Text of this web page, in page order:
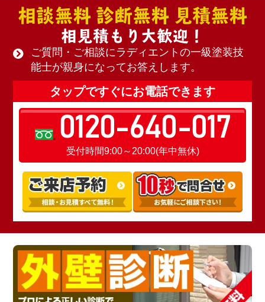
相談無料 診断無料 見積無料
相見積もり大歓迎！
ご質問・ご相談にラディエントの一級塗装技
能士が親身になってお答えします。
タップですぐにお電話できます
0120-640-017
受付時間9:00～20:00(年中無休)